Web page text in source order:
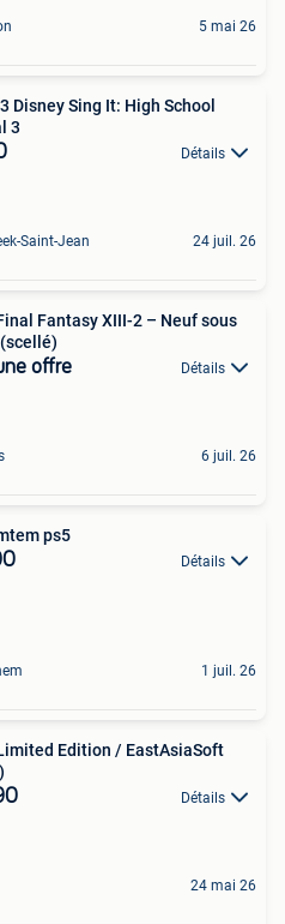
5 mai 26
Disney Sing It: High School
3
Détails
Saint-Jean 24 juil. 26
Fantasy XIII-2 – Neuf sous
offre Détails
6 juil. 26
ps5
Détails
1 juil. 26
Edition / EastAsiaSoft
Détails
24 mai 26